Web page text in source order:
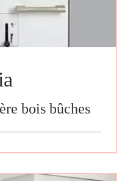
bois bûches